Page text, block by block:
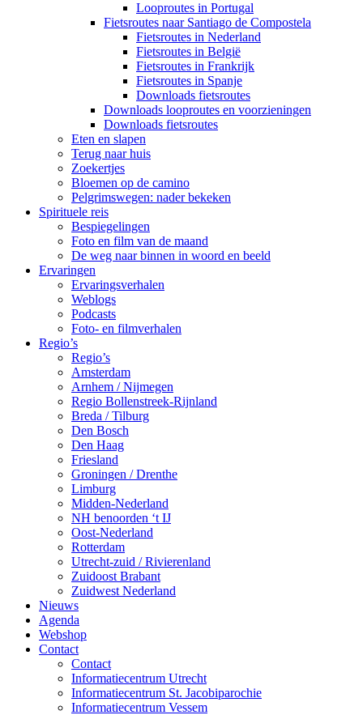
Looproutes in Portugal
Fietsroutes naar Santiago de Compostela
Fietsroutes in Nederland
Fietsroutes in België
Fietsroutes in Frankrijk
Fietsroutes in Spanje
Downloads fietsroutes
Downloads looproutes en voorzieningen
Downloads fietsroutes
Eten en slapen
Terug naar huis
Zoekertjes
Bloemen op de camino
Pelgrimswegen: nader bekeken
Spirituele reis
Bespiegelingen
Foto en film van de maand
De weg naar binnen in woord en beeld
Ervaringen
Ervaringsverhalen
Weblogs
Podcasts
Foto- en filmverhalen
Regio’s
Regio’s
Amsterdam
Arnhem / Nijmegen
Regio Bollenstreek-Rijnland
Breda / Tilburg
Den Bosch
Den Haag
Friesland
Groningen / Drenthe
Limburg
Midden-Nederland
NH benoorden ‘t IJ
Oost-Nederland
Rotterdam
Utrecht-zuid / Rivierenland
Zuidoost Brabant
Zuidwest Nederland
Nieuws
Agenda
Webshop
Contact
Contact
Informatiecentrum Utrecht
Informatiecentrum St. Jacobiparochie
Informatiecentrum Vessem